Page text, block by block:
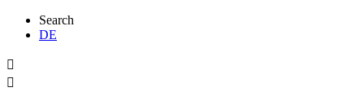
Search
DE

